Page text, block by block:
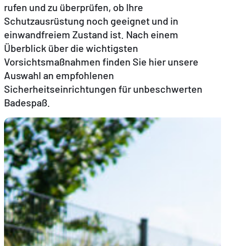
DEEN
rufen und zu überprüfen, ob Ihre
Schutzausrüstung noch geeignet und in
einwandfreiem Zustand ist. Nach einem
Überblick über die wichtigsten
Vorsichtsmaßnahmen finden Sie hier unsere
Auswahl an empfohlenen
Sicherheitseinrichtungen für unbeschwerten
Badespaß.